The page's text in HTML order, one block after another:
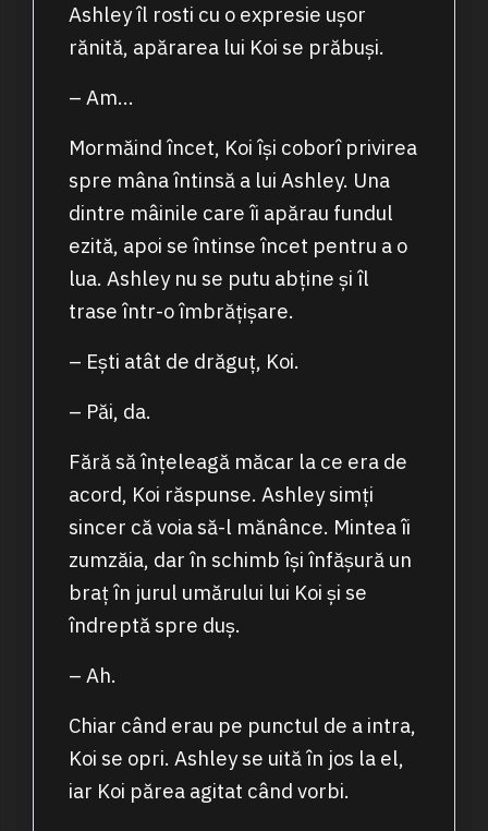
Ashley îl rosti cu o expresie ușor
rănită, apărarea lui Koi se prăbuși.
– Am…
Mormăind încet, Koi își coborî privirea
spre mâna întinsă a lui Ashley. Una
dintre mâinile care îi apărau fundul
ezită, apoi se întinse încet pentru a o
lua. Ashley nu se putu abține și îl
trase într-o îmbrățișare.
– Ești atât de drăguț, Koi.
– Păi, da.
Fără să înțeleagă măcar la ce era de
acord, Koi răspunse. Ashley simți
sincer că voia să-l mănânce. Mintea îi
zumzăia, dar în schimb își înfășură un
braț în jurul umărului lui Koi și se
îndreptă spre duș.
– Ah.
Chiar când erau pe punctul de a intra,
Koi se opri. Ashley se uită în jos la el,
iar Koi părea agitat când vorbi.